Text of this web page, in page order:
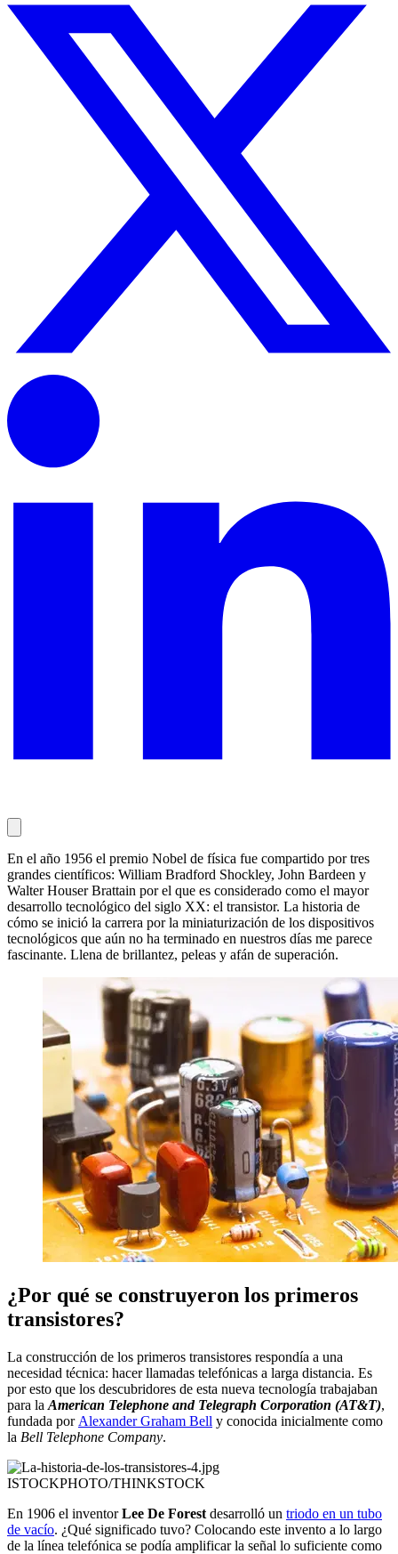
En el año 1956 el premio Nobel de física fue compartido por tres
grandes científicos: William Bradford Shockley, John Bardeen y
Walter Houser Brattain por el que es considerado como el mayor
desarrollo tecnológico del siglo XX: el transistor. La historia de
cómo se inició la carrera por la miniaturización de los dispositivos
tecnológicos que aún no ha terminado en nuestros días me parece
fascinante. Llena de brillantez, peleas y afán de superación.
¿Por qué se construyeron los primeros
transistores?
La construcción de los primeros transistores respondía a una
necesidad técnica: hacer llamadas telefónicas a larga distancia. Es
por esto que los descubridores de esta nueva tecnología trabajaban
para la American Telephone and Telegraph Corporation (AT&T),
fundada por Alexander Graham Bell y conocida inicialmente como
la Bell Telephone Company.
ISTOCKPHOTO/THINKSTOCK
En 1906 el inventorLee De Forest desarrolló un triodo en un tubo
de vacío. ¿Qué significado tuvo? Colocando este invento a lo largo
de la línea telefónica se podía amplificar la señal lo suficiente como